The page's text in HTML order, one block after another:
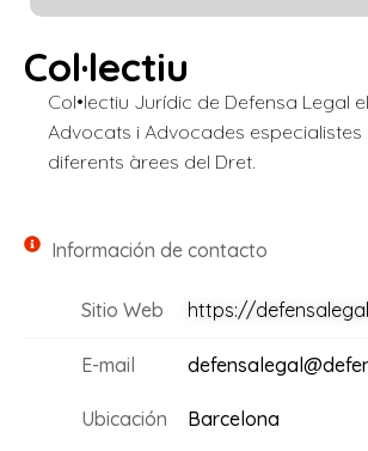
Col·lectiu
Col•lectiu Jurídic de Defensa Legal
Advocats i Advocades especialistes
diferents àrees del Dret.
Información de contacto
Sitio Web https://
E-mail
Ubicación Barcelona